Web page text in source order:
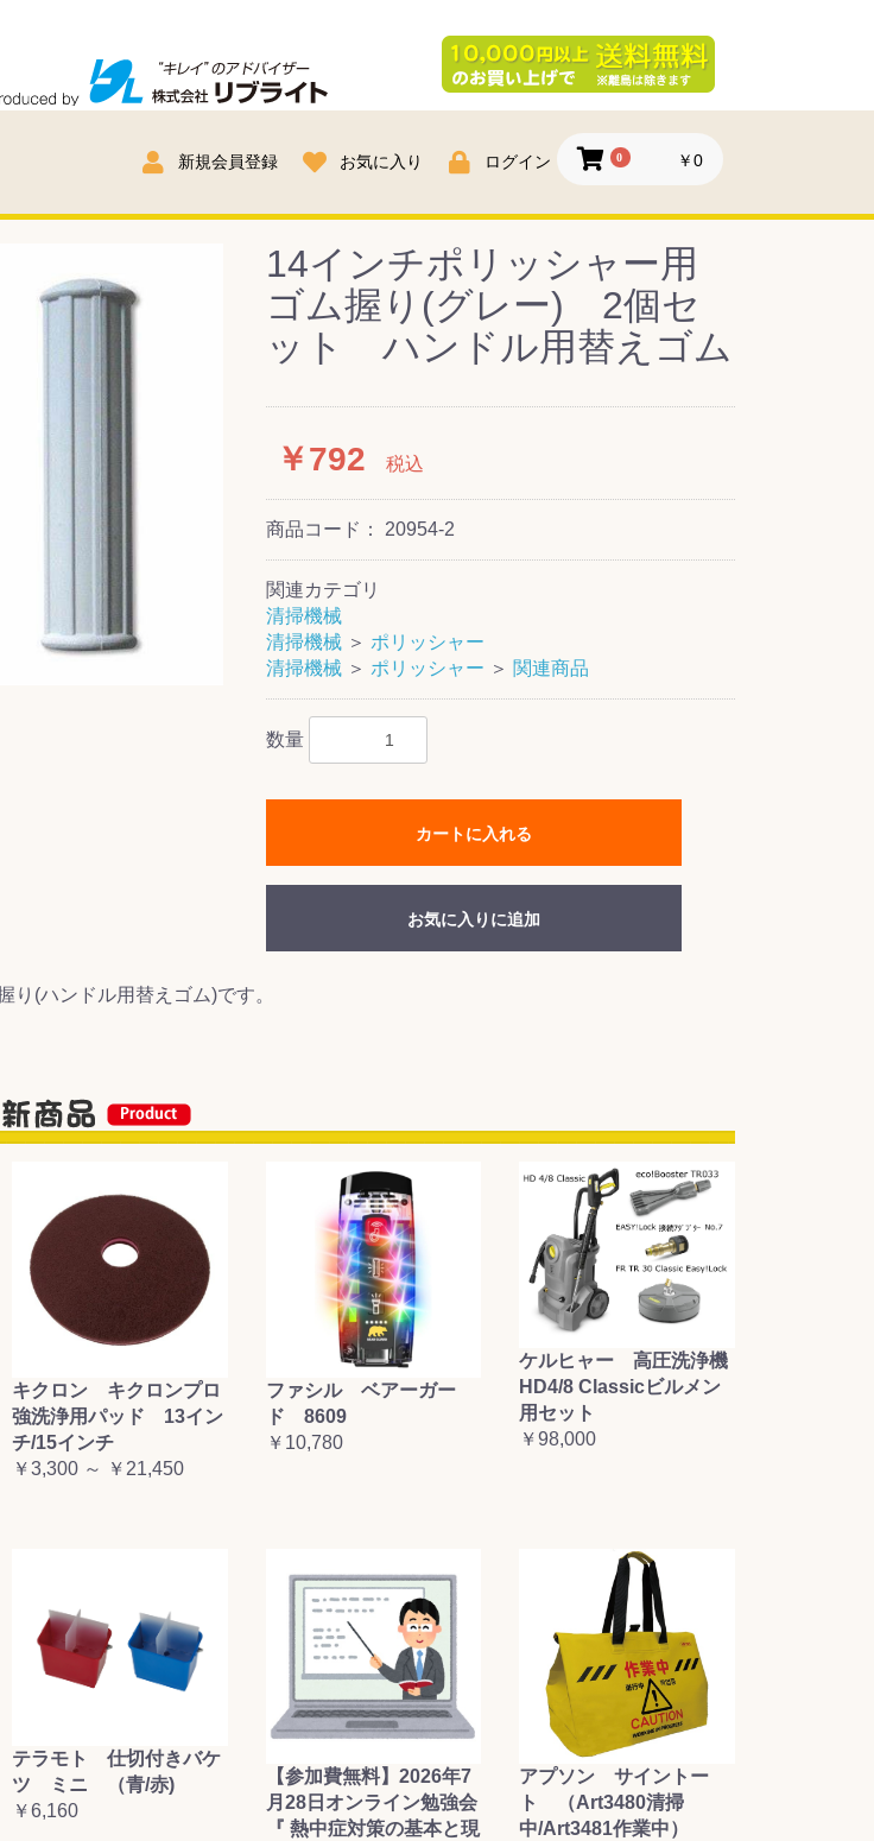
新規会員登録 お気に入り ログイン 0 ￥0
14インチポリッシャー用
ゴム握り(グレー) 2個セ
ット ハンドル用替えゴム
￥792 税込
商品コード： 20954-2
関連カテゴリ
清掃機械
清掃機械 ＞ ポリッシャー
清掃機械 ＞ ポリッシャー ＞ 関連商品
数量
カートに入れる
お気に入りに追加
り(ハンドル用替えゴム)です。
キクロン キクロンプロ
強洗浄用パッド 13イン
チ/15インチ
￥3,300 ～ ￥21,450
ファシル ベアーガー
ド 8609
￥10,780
ケルヒャー 高圧洗浄機
HD4/8 Classicビルメン
用セット
￥98,000
テラモト 仕切付きバケ
ツ ミニ （青/赤)
￥6,160
【参加費無料】2026年7
月28日オンライン勉強会
『 熱中症対策の基本と現
アプソン サイントー
ト （Art3480清掃
中/Art3481作業中）